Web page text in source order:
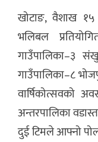
खोटाङ, वैशाख
भलिबल
गाउँपालिका–३
गाउँपालिका–८
वार्षिकोत्सवको
अन्तरपालिका
दुई टिमले आफ्नो